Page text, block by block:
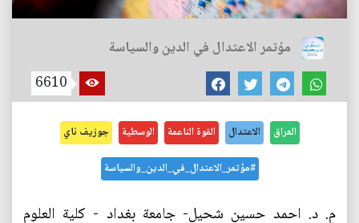
مؤتمر الاعتدال في الدين والسياسة
6610
العراق الاعتدال القوة الناعمة الوسطية جوزيف ناي
#مؤتمر_الاعتدال_في_الدين_والسياسة
م. د. احمد حسين شحيل- جامعة بغداد - كلية العلوم